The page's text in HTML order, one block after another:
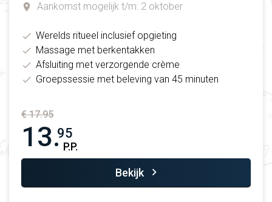
Aankomst mogelijk t/m: 2 oktober
Werelds ritueel inclusief opgieting
Massage met berkentakken
Afsluiting met verzorgende crème
Groepssessie met beleving van 45 minuten
€ 17.95
13.95
P.P.
Bekijk